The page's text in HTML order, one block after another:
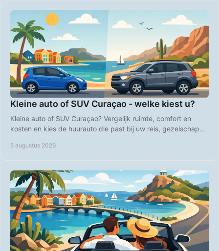
Kleine auto of SUV Curaçao - welke kiest u?
Kleine auto of SUV Curaçao? Vergelijk ruimte, comfort en
kosten en kies de huurauto die past bij uw reis, gezelschap
5 augustus 2026